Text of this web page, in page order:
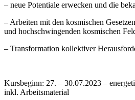
– neue Potentiale erwecken und die
– Arbeiten mit den kosmischen
und hochschwingenden kosmischen
– Transformation kollektiver
Kursbeginn: 27. – 30.07.2023 –
inkl. Arbeitsmaterial